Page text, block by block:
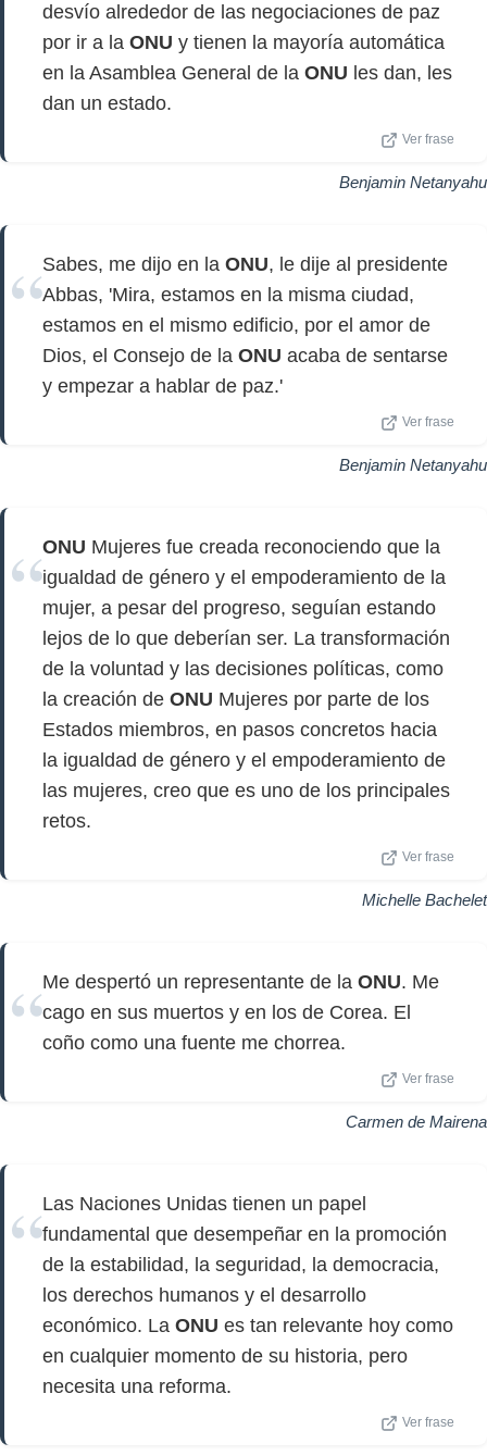
desvío alrededor de las negociaciones de paz
por ir a la ONU y tienen la mayoría automática
en la Asamblea General de la ONU les dan, les
dan un estado.
Ver frase
Benjamin Netanyahu
Sabes, me dijo en la ONU, le dije al presidente
Abbas, 'Mira, estamos en la misma ciudad,
estamos en el mismo edificio, por el amor de
Dios, el Consejo de la ONU acaba de sentarse
y empezar a hablar de paz.'
Ver frase
Benjamin Netanyahu
ONU Mujeres fue creada reconociendo que la
igualdad de género y el empoderamiento de la
mujer, a pesar del progreso, seguían estando
lejos de lo que deberían ser. La transformación
de la voluntad y las decisiones políticas, como
la creación de ONU Mujeres por parte de los
Estados miembros, en pasos concretos hacia
la igualdad de género y el empoderamiento de
las mujeres, creo que es uno de los principales
retos.
Ver frase
Michelle Bachelet
Me despertó un representante de la ONU. Me
cago en sus muertos y en los de Corea. El
coño como una fuente me chorrea.
Ver frase
Carmen de Mairena
Las Naciones Unidas tienen un papel
fundamental que desempeñar en la promoción
de la estabilidad, la seguridad, la democracia,
los derechos humanos y el desarrollo
económico. La ONU es tan relevante hoy como
en cualquier momento de su historia, pero
necesita una reforma.
Ver frase